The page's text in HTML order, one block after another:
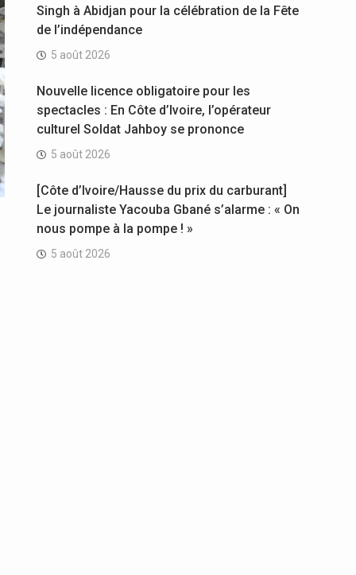
Singh à Abidjan pour la célébration de la Fête
de l’indépendance
5 août 2026
Nouvelle licence obligatoire pour les
spectacles : En Côte d’Ivoire, l’opérateur
culturel Soldat Jahboy se prononce
5 août 2026
[Côte d’Ivoire/Hausse du prix du carburant]
Le journaliste Yacouba Gbané s’alarme : « On
nous pompe à la pompe ! »
5 août 2026